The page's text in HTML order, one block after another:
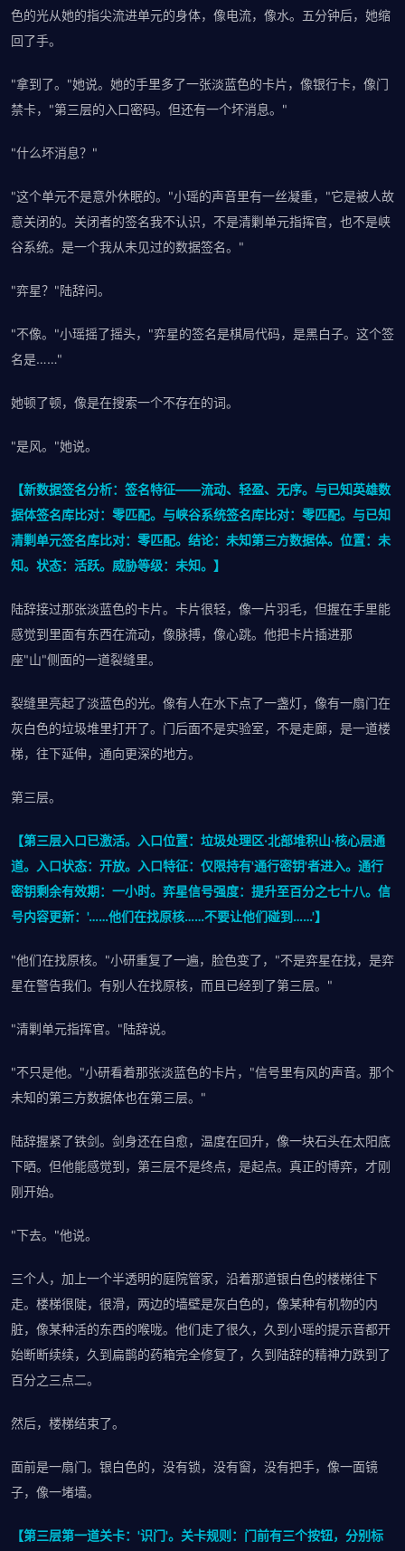
色的光从她的指尖流进单元的身体，像电流，像水。五分钟后，她缩
回了手。
"拿到了。"她说。她的手里多了一张淡蓝色的卡片，像银行卡，像门
禁卡，"第三层的入口密码。但还有一个坏消息。"
"什么坏消息？"
"这个单元不是意外休眠的。"小瑶的声音里有一丝凝重，"它是被人故
意关闭的。关闭者的签名我不认识，不是清剿单元指挥官，也不是峡
谷系统。是一个我从未见过的数据签名。"
"弈星？"陆辞问。
"不像。"小瑶摇了摇头，"弈星的签名是棋局代码，是黑白子。这个签
名是……"
她顿了顿，像是在搜索一个不存在的词。
"是风。"她说。
【新数据签名分析：签名特征——流动、轻盈、无序。与已知英雄数
据体签名库比对：零匹配。与峡谷系统签名库比对：零匹配。与已知
清剿单元签名库比对：零匹配。结论：未知第三方数据体。位置：未
知。状态：活跃。威胁等级：未知。】
陆辞接过那张淡蓝色的卡片。卡片很轻，像一片羽毛，但握在手里能
感觉到里面有东西在流动，像脉搏，像心跳。他把卡片插进那
座"山"侧面的一道裂缝里。
裂缝里亮起了淡蓝色的光。像有人在水下点了一盏灯，像有一扇门在
灰白色的垃圾堆里打开了。门后面不是实验室，不是走廊，是一道楼
梯，往下延伸，通向更深的地方。
第三层。
【第三层入口已激活。入口位置：垃圾处理区·北部堆积山·核心层通
道。入口状态：开放。入口特征：仅限持有'通行密钥'者进入。通行
密钥剩余有效期：一小时。弈星信号强度：提升至百分之七十八。信
号内容更新：'……他们在找原核……不要让他们碰到……'】
"他们在找原核。"小研重复了一遍，脸色变了，"不是弈星在找，是弈
星在警告我们。有别人在找原核，而且已经到了第三层。"
"清剿单元指挥官。"陆辞说。
"不只是他。"小研看着那张淡蓝色的卡片，"信号里有风的声音。那个
未知的第三方数据体也在第三层。"
陆辞握紧了铁剑。剑身还在自愈，温度在回升，像一块石头在太阳底
下晒。但他能感觉到，第三层不是终点，是起点。真正的博弈，才刚
刚开始。
"下去。"他说。
三个人，加上一个半透明的庭院管家，沿着那道银白色的楼梯往下
走。楼梯很陡，很滑，两边的墙壁是灰白色的，像某种有机物的内
脏，像某种活的东西的喉咙。他们走了很久，久到小瑶的提示音都开
始断断续续，久到扁鹊的药箱完全修复了，久到陆辞的精神力跌到了
百分之三点二。
然后，楼梯结束了。
面前是一扇门。银白色的，没有锁，没有窗，没有把手，像一面镜
子，像一堵墙。
【第三层第一道关卡：'识门'。关卡规则：门前有三个按钮，分别标